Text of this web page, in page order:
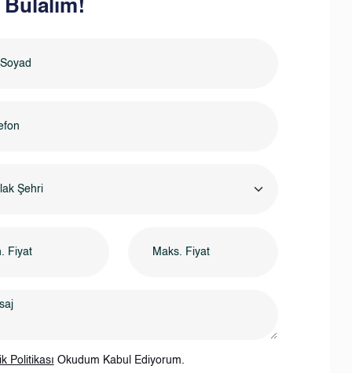
Şehri
Politikası Okudum Kabul Ediyorum.